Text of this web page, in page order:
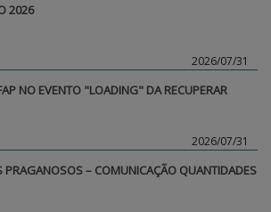
2026
2026/07/31
NO EVENTO "LOADING" DA RECUPERAR
2026/07/31
PRAGANOSOS – COMUNICAÇÃO QUANTIDADES